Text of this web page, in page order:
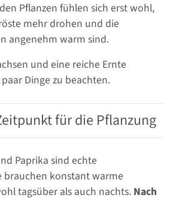
Pflanzen fühlen sich erst wohl,
mehr drohen und die
angenehm warm sind.
und eine reiche Ernte
Dinge zu beachten.
für die Pflanzung
Paprika sind echte
brauchen konstant warme
tagsüber als auch nachts. Nach